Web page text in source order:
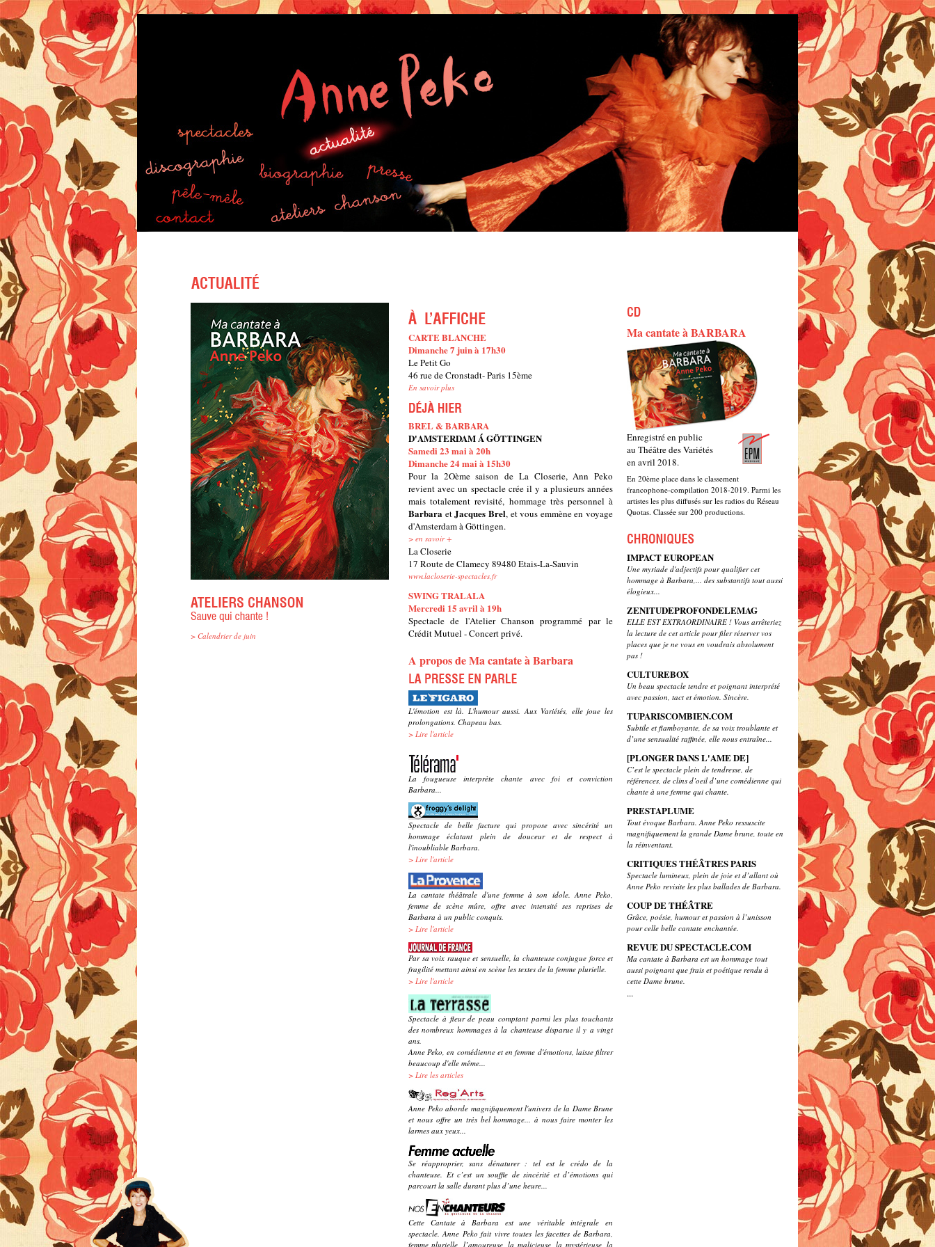
> Calendrier de juin
CARTE BLANCHE
Dimanche 7 juin à 17h30
Le Petit Go
46 rue de Cronstadt- Paris 15ème
En savoir plus
BREL & BARBARA
D'AMSTERDAM Á GÖTTINGEN
Samedi 23 mai à 20h
Dimanche 24 mai à 15h30
Pour la 2Oème saison de La Closerie, Ann Peko
revient avec un spectacle crée il y a plusieurs années
mais totalement revisité, hommage très personnel à
Barbara etJacques Brel, et vous emmène en voyage
d'Amsterdam à Göttingen.
> en savoir +
La Closerie
17 Route de Clamecy 89480 Etais-La-Sauvin
www.lacloserie-spectacles.fr
SWING TRALALA
Mercredi 15 avril à 19h
Spectacle de l'Atelier Chanson programmé par le
Crédit Mutuel - Concert privé.
A propos de Ma cantate à Barbara
L'émotion est là. L'humour aussi. Aux Variétés, elle joue les
prolongations. Chapeau bas.
> Lire l'article
La fougueuse interprète chante avec foi et conviction
Barbara...
Spectacle de belle facture qui propose avec sincérité un
hommage éclatant plein de douceur et de respect à
l'inoubliable Barbara.
> Lire l'article
La cantate théâtrale d'une femme à son idole. Anne Peko,
femme de scène mûre, offre avec intensité ses reprises de
Barbara à un public conquis.
> Lire l'article
Par sa voix rauque et sensuelle, la chanteuse conjugue force et
fragilité mettant ainsi en scène les textes de la femme plurielle.
> Lire l'article
Spectacle à fleur de peau comptant parmi les plus touchants
des nombreux hommages à la chanteuse disparue il y a vingt
ans.
Anne Peko, en comédienne et en femme d'émotions, laisse filtrer
beaucoup d'elle même...
> Lire les articles
Anne Peko aborde magnifiquement l'univers de la Dame Brune
et nous offre un très bel hommage... à nous faire monter les
larmes aux yeux...
Se réapproprier, sans dénaturer : tel est le crédo de la
chanteuse. Et c’est un souffle de sincérité et d’émotions qui
parcourt la salle durant plus d’une heure...
Cette Cantate à Barbara est une véritable intégrale en
spectacle. Anne Peko fait vivre toutes les facettes de Barbara,
femme plurielle, l’amoureuse, la malicieuse, la mystérieuse, la
Ma cantate à BARBARA
Enregistré en public
au Théâtre des Variétés
en avril 2018.
En 20ème place dans le classement
francophone-compilation 2018-2019. Parmi les
artistes les plus diffusés sur les radios du Réseau
Quotas. Classée sur 200 productions.
IMPACT EUROPEAN
Une myriade d'adjectifs pour qualifier cet
hommage à Barbara,... des substantifs tout aussi
élogieux...
ZENITUDEPROFONDELEMAG
ELLE EST EXTRAORDINAIRE ! Vous arrêteriez
la lecture de cet article pour filer réserver vos
places que je ne vous en voudrais absolument
pas !
CULTUREBOX
Un beau spectacle tendre et poignant interprété
avec passion, tact et émotion. Sincère.
TUPARISCOMBIEN.COM
Subtile et flamboyante, de sa voix troublante et
d’une sensualité raffinée, elle nous entraîne...
[PLONGER DANS L'AME DE]
C’est le spectacle plein de tendresse, de
références, de clins d’oeil d’une comédienne qui
chante à une femme qui chante.
PRESTAPLUME
Tout évoque Barbara. Anne Peko ressuscite
magnifiquement la grande Dame brune, toute en
la réinventant.
CRITIQUES THÉÂTRES PARIS
Spectacle lumineux, plein de joie et d’allant où
Anne Peko revisite les plus ballades de Barbara.
COUP DE THÉÂTRE
Grâce, poésie, humour et passion à l’unisson
pour celle belle cantate enchantée.
REVUE DU SPECTACLE.COM
Ma cantate à Barbara est un hommage tout
aussi poignant que frais et poétique rendu à
cette Dame brune.
...